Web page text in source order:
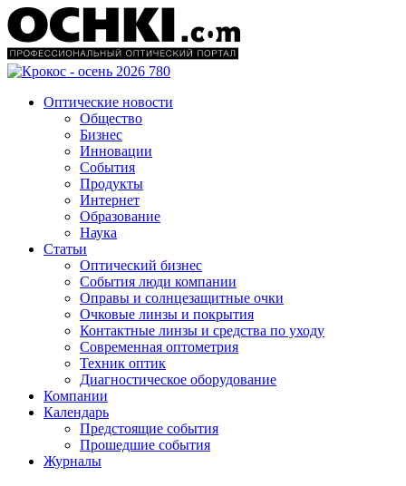
Оптические новости
Общество
Бизнес
Инновации
События
Продукты
Интернет
Образование
Наука
Статьи
Оптический бизнес
События люди компании
Оправы и солнцезащитные очки
Очковые линзы и покрытия
Контактные линзы и средства по уходу
Современная оптометрия
Техник оптик
Диагностическое оборудование
Компании
Календарь
Предстоящие события
Прошедшие события
Журналы